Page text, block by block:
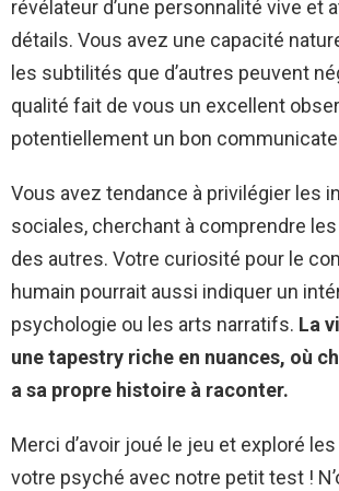
révélateur d’une personnalité vive et
détails. Vous avez une capacité
les subtilités que d’autres peuvent
qualité fait de vous un excellent
potentiellement un bon
Vous avez tendance à privilégier les
sociales, cherchant à comprendre
des autres. Votre curiosité pour le
humain pourrait aussi indiquer un
psychologie ou les arts narratifs. La
une tapestry riche en nuances, où
a sa propre histoire à raconter.
Merci d’avoir joué le jeu et exploré
votre psyché avec notre petit test !